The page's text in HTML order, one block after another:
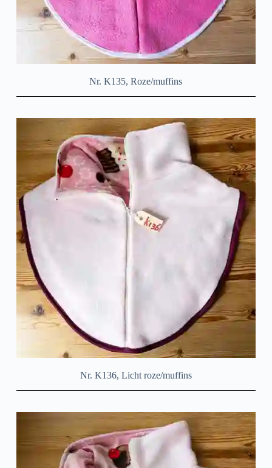
Nr. K135, Roze/muffins
Nr. K136, Licht roze/muffins